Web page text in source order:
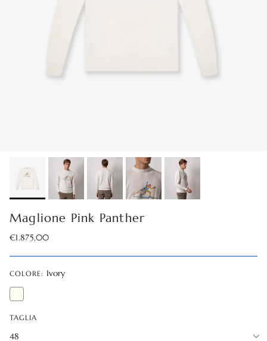
Maglione Pink Panther
Prezzo normale
€1.875,00
TAGLIA
48
COLORE: Ivory